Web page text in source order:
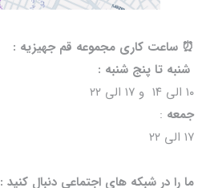
⏰️ ساعت کاری مجموعه قم جهیزیه :
شنبه تا پنج شنبه :
۱۰ الی ۱۴ و ۱۷ الی ۲۲
جمعه :
۱۷ الی ۲۲
ما را در شبکه های اجتماعی دنبال کنید :